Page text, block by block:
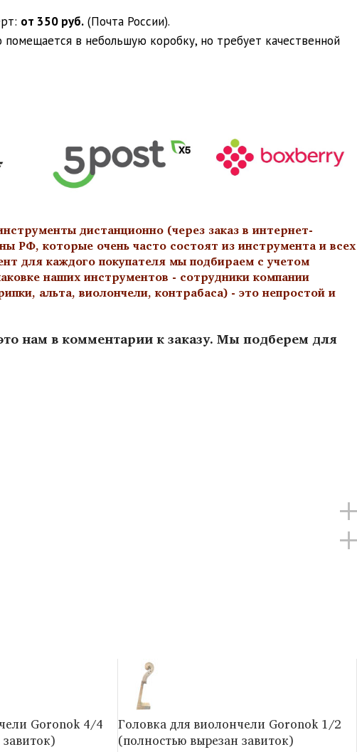
от 350 руб. (Почта России).
в небольшую коробку, но требует качественной
дистанционно (через заказ в интернет-
РФ, которые очень часто состоят из инструмента и всех
для каждого покупателя мы подбираем с учетом
наших инструментов - сотрудники компании
альта, виолончели, контрабаса) - это непростой и
нам в комментарии к заказу. Мы подберем для
Goronok 4/4
Головка для виолончели Goronok 1/2
(полностью вырезан завиток)